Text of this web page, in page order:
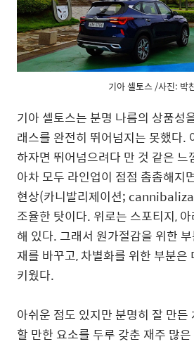
기아 셀토스 /사진: 박
기아 셀토스는 분명 나름의 상품성
래스를 완전히 뛰어넘지는 못했다.
하자면 뛰어넘으려다 만 것 같은 느
아차 모두 라인업이 점점 촘촘해지
현상(카니발리제이션;
조율한 탓이다. 위로는 스포티지,
해 있다. 그래서 원가절감을 위한
재를 바꾸고, 차별화를 위한 부분은
키웠다.
아쉬운 점도 있지만 분명히 잘 만든
할 만한 요소를 두루 갖춘 재주 많